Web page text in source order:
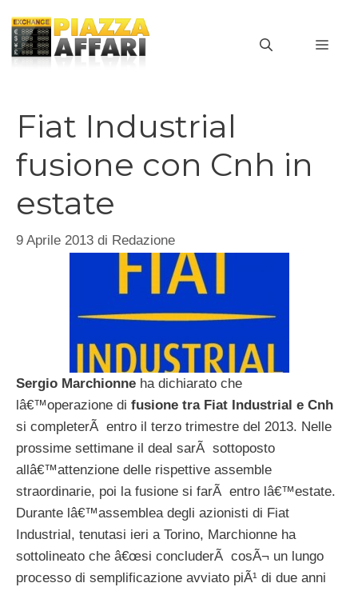
contenuto
Fiat Industrial
fusione con Cnh in
estate
9 Aprile 2013 di Redazione
Sergio Marchionne ha dichiarato che
lâ€™operazione di fusione tra Fiat Industrial e Cnh
si completerÃ entro il terzo trimestre del 2013. Nelle
prossime settimane il deal sarÃ sottoposto
allâ€™attenzione delle rispettive assemble
straordinarie, poi la fusione si farÃ entro lâ€™estate.
Durante lâ€™assemblea degli azionisti di Fiat
Industrial, tenutasi ieri a Torino, Marchionne ha
sottolineato che â€œsi concluderÃ cosÃ¬ un lungo
processo di semplificazione avviato piÃ¹ di due anni